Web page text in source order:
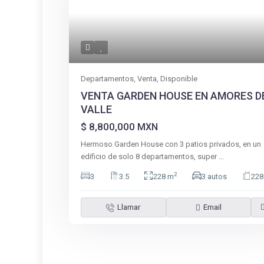
Departamentos, Venta, Disponible
VENTA GARDEN HOUSE EN AMORES
VALLE
$ 8,800,000 MXN
Hermoso Garden House con 3 patios privados, en un
edificio de solo 8 departamentos, super ...
3 3.5 228 m2 3 autos
Llamar Email